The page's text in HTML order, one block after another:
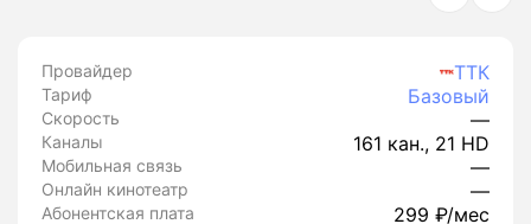
Провайдер ТТК
Тариф Базовый
Скорость —
Каналы 161 кан., 21 HD
Мобильная связь —
Онлайн кинотеатр —
Абонентская плата 299 ₽/мес